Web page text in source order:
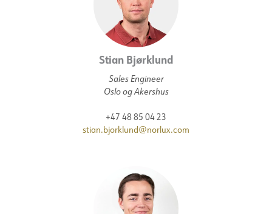
Stian Bjørklund
Sales Engineer
Oslo og Akershus
+47 48 85 04 23
stian.bjorklund@norlux.com